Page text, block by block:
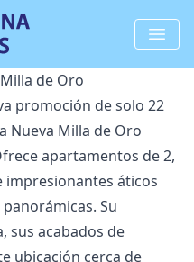
de Oro
promoción de solo 22
Nueva Milla de Oro
apartamentos de 2,
impresionantes áticos
Su
sus acabados de
ubicación cerca de